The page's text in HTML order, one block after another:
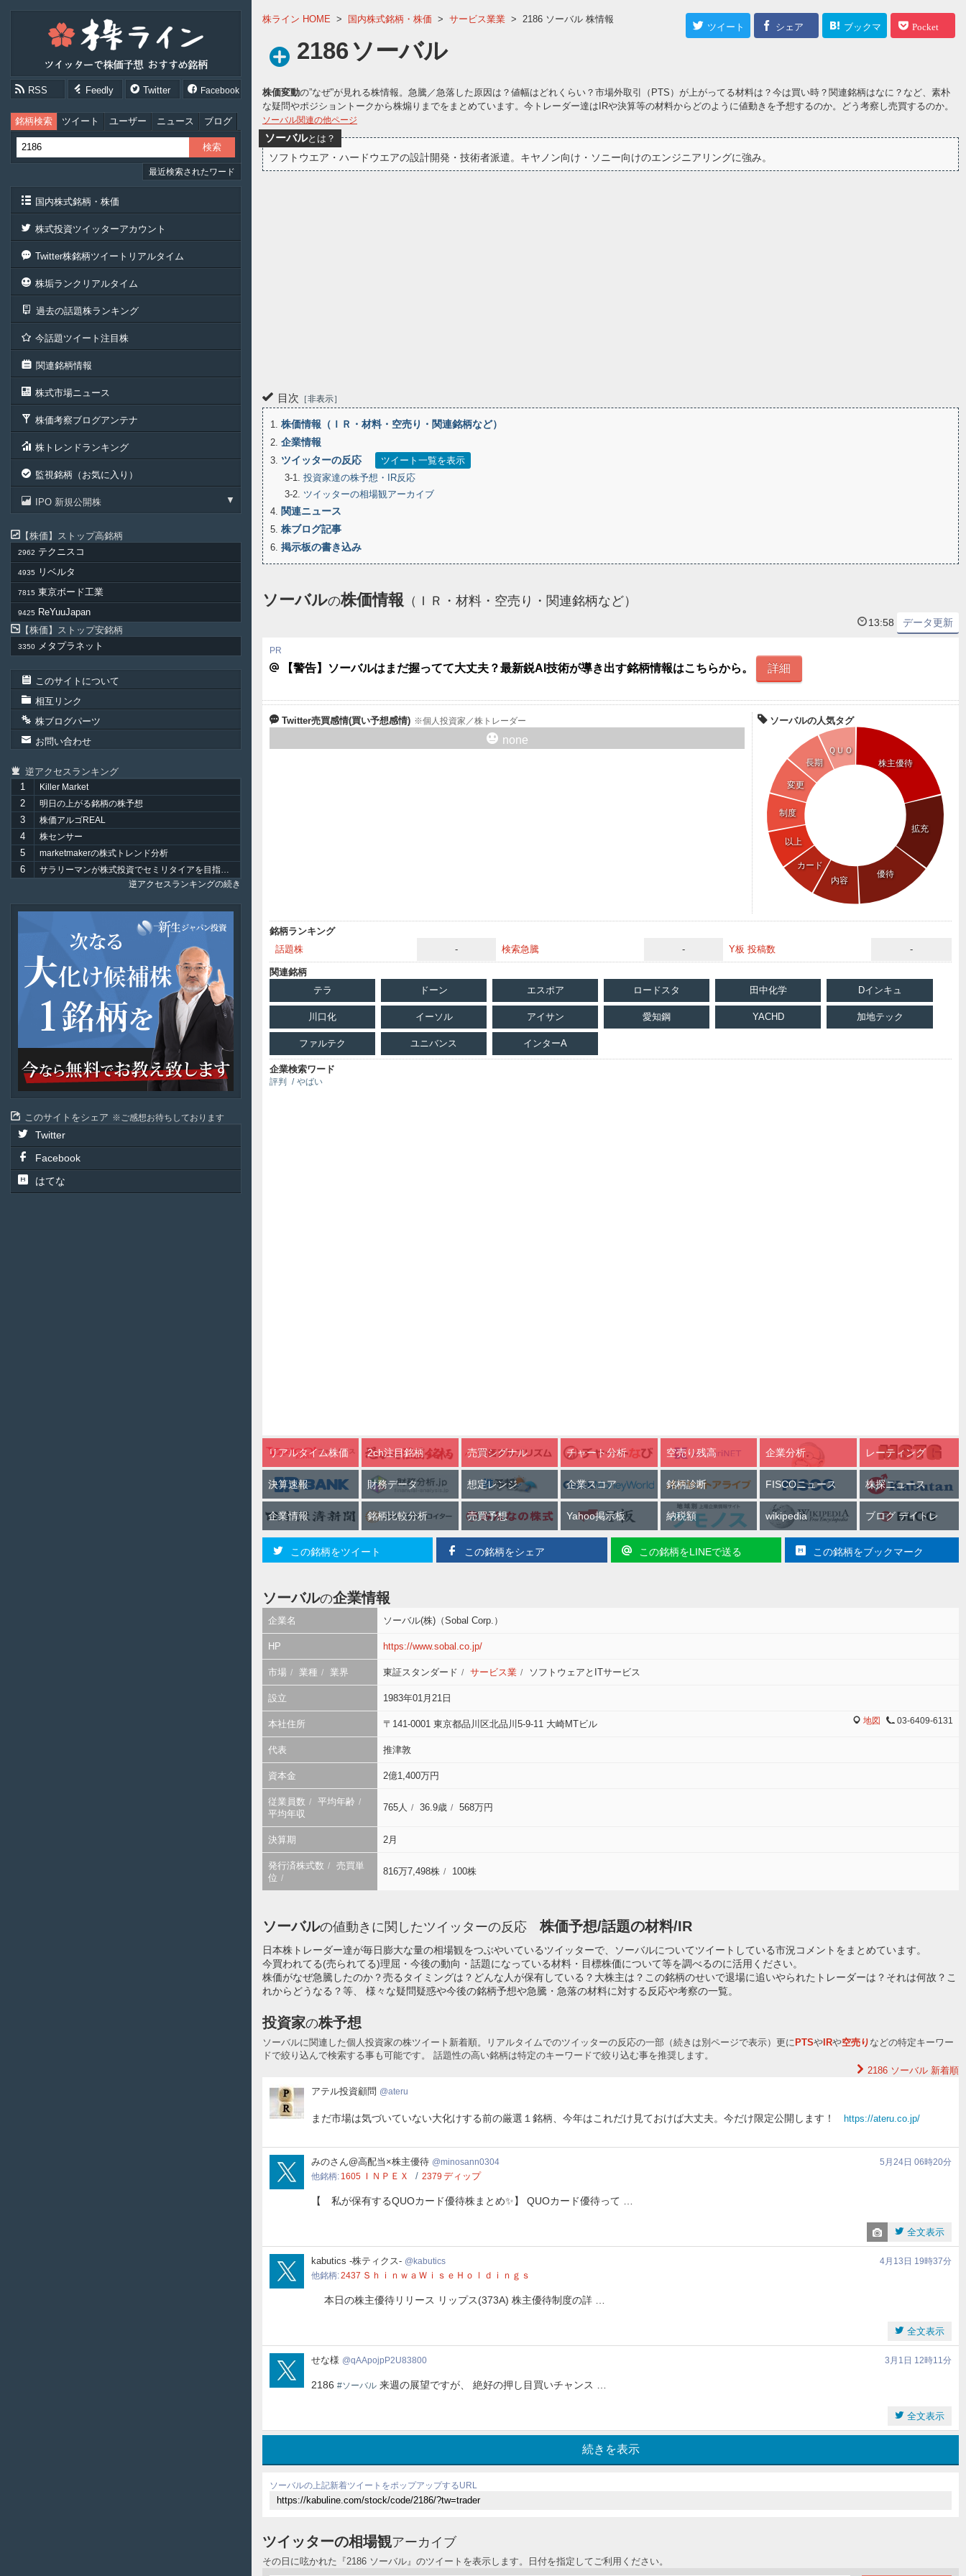
RSS Feedly Twitter Facebook
銘柄検索 ツイート ユーザー ニュース ブログ
最近検索されたワード
国内株式銘柄・株価
株式投資ツイッターアカウント
Twitter株銘柄ツイートリアルタイム
株垢ランクリアルタイム
過去の話題株ランキング
今話題ツイート注目株
関連銘柄情報
株式市場ニュース
株価考察ブログアンテナ
株トレンドランキング
監視銘柄（お気に入り）
IPO 新規公開株
株価 ストップ高銘柄
2962 テクニスコ
4935 リベルタ
7815 東京ボード工業
9425
ReYuuJapan
株価
ストップ安銘柄
3350 メタプラネット
このサイトについて
相互リンク
株ブログパーツ
お問い合わせ
逆アクセスランキング
1
Killer Market
2 明日の上がる銘柄の株予想
3 株価アルゴREAL
4 株センサー
5 marketmakerの株式トレンド分析
6
サラリーマンが株式投資でセミリタイアを目指してみました。
逆アクセスランキングの続き
このサイトをシェア ご感想お待ちしております
Twitter
Facebook
はてな
株ライン HOME > 国内株式銘柄・株価 > サービス業業 > 2186 ソーバル 株情報
ツイート シェア ブックマ Pocket
2186ソーバル
株価変動の”なぜ”が見れる株情報。急騰／急落した原因は？値幅はどれくらい？市場外取引（PTS）が上がってる材料は？今は買い時？関連銘柄はなに？など、素朴
な疑問やポジショントークから株煽りまでをまとめています。今トレーダー達はIRや決算等の材料からどのように値動きを予想するのか。どう考察し売買するのか。
ソーバル関連の他ページ
ソーバルとは？
ソフトウエア・ハードウエアの設計開発・技術者派遣。キヤノン向け・ソニー向けのエンジニアリングに強み。
目次 非表示
1 株価情報（ＩＲ・材料・空売り・関連銘柄など）
2 企業情報
3 ツイッターの反応
ツイート一覧を表示
3-1 投資家達の株予想・IR反応
3-2 ツイッターの相場観アーカイブ
4
関連ニュース
5 株ブログ記事
6 掲示板の書き込み
ソーバルの株価情報 （ＩＲ・材料・空売り・関連銘柄など）
13:58 データ更新
【警告】ソーバルはまだ握ってて大丈夫？最新鋭AI技術が導き出す銘柄情報はこちらから。 詳細
Twitter売買感情(買い予想感情) 個人投資家／株トレーダー
none
ソーバルの人気タグ
株主優待
拡充
優待
内容
カード
以上
制度
変更
長期
ＱＵＯ
銘柄ランキング
話題株
- 検索急騰 - Y板 投稿数 -
関連銘柄
テラ
ドーン エスポア ロードスタ 田中化学 Dインキュ
川口化 イーソル アイサン 愛知鋼 YACHD 加地テック
ファルテク ユニバンス インターA
企業検索ワード
評判 やばい
リアルタイム株価 2ch注目銘柄 売買シグナル チャート分析 空売り残高 企業分析 レーティング
決算速報 財務データ 想定レンジ 企業スコア 銘柄診断 FISCOニュース 株探ニュース
企業情報 銘柄比較分析 売買予想 Yahoo掲示板 納税額 wikipedia ブログ デイトレ
この銘柄をツイート この銘柄をシェア この銘柄をLINEで送る この銘柄をブックマーク
ソーバルの企業情報
企業名 ソーバル(株)（Sobal Corp.）
HP https://www.sobal.co.jp/
市場 業種 業界 東証スタンダード サービス業 ソフトウェアとITサービス
設立 1983年01月21日
本社住所 〒141-0001 東京都品川区北品川5-9-11 大崎MTビル MAP
地図 TEL
03-6409-6131
代表 推津敦
資本金 2億1,400万円
従業員数
平均年齢
平均年収
765人 36.9歳 568万円
決算期 2月
発行済株式数
売買単
位
816万7,498株 100株
ソーバルの値動きに関したツイッターの反応 株価予想/話題の材料/IR
日本株トレーダー達が毎日膨大な量の相場観をつぶやいているツイッターで、ソーバルについてツイートしている市況コメントをまとめています。
今買われてる(売られてる)理屈・今後の動向・話題になっている材料・目標株価について等を調べるのに活用ください。
株価がなぜ急騰したのか？売るタイミングは？どんな人が保有している？大株主は？この銘柄のせいで退場に追いやられたトレーダーは？それは何故？こ
れからどうなる？等、 様々な疑問疑惑や今後の銘柄予想や急騰・急落の材料に対する反応や考察の一覧。
投資家の株予想
ソーバルに関連した個人投資家の株ツイート新着順。リアルタイムでのツイッターの反応の一部（続きは別ページで表示）更に PTSや IRや空売り などの特定キーワー
ドで絞り込んで検索する事も可能です。 話題性の高い銘柄は特定のキーワードで絞り込む事を推奨します。
2186 ソーバル 新着順
ア
問
アテル投資顧問 ateru
まだ市場は気づいていない大化けする前の厳選１銘柄、今年はこれだけ見ておけば大丈夫。今だけ限定公開します！ https://ateru.co.jp/
minosann0304
みのさん@高配当×株主優待 minosann0304
5月24日 06時20分
他銘柄 1605 ＩＮＰＥＸ 2379 ディップ
【 私が保有するQUOカード優待株まとめ✨】 QUOカード優待って …
全文表示
kabutics
kabutics -株ティクス- kabutics
4月13日 19時37分
他銘柄 2437 ＳｈｉｎｗａＷｉｓｅＨｏｌｄｉｎｇｓ
本日の株主優待リリース リップス(373A) 株主優待制度の詳 …
全文表示
qAApojpP2U83800
せな様 qAApojpP2U83800 3月1日 12時11分
2186 #ソーバル 来週の展望ですが、 絶好の押し目買いチャンス …
全文表示
続きを表示
ソーバルの上記新着ツイートをポップアップするURL
ツイッターの相場観アーカイブ
その日に呟かれた『2186 ソーバル』のツイートを表示します。日付を指定してご利用ください。